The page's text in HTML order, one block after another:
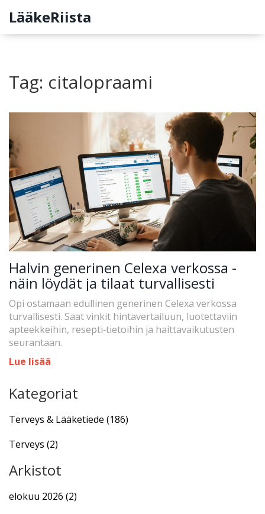
LääkeRiista
Tag: citalopraami
Halvin generinen Celexa verkossa -
näin löydät ja tilaat turvallisesti
Opi ostamaan edullinen generinen Celexa verkossa
turvallisesti. Saat vinkit hintavertailuun, luotettaviin
apteekkeihin, resepti‑tietoihin ja haittavaikutusten
seurantaan.
Lue lisää
Kategoriat
Terveys & Lääketiede (186)
Terveys (2)
Arkistot
elokuu 2026 (2)